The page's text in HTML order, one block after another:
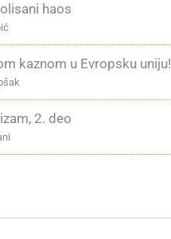
haos
kaznom u Evropsku uniju!
2. deo